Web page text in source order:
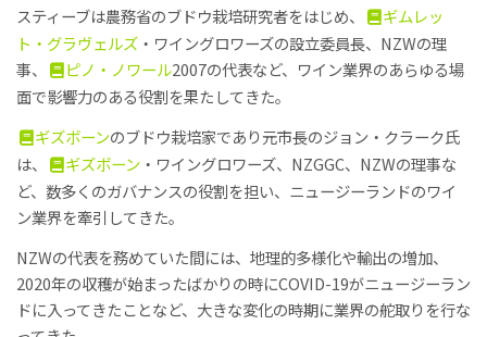
スティーブは農務省のブドウ栽培研究者をはじめ、
ギムレッ
ト・グラヴェルズ ・ワイングロワーズの設立委員長、NZWの理
事、
ピノ・ノワール2007の代表など、ワイン業界のあらゆる場
面で影響力のある役割を果たしてきた。
ギズボーンのブドウ栽培家であり元市長のジョン・クラーク氏
は、
ギズボーン ・ワイングロワーズ、NZGGC、NZWの理事な
ど、数多くのガバナンスの役割を担い、ニュージーランドのワイ
ン業界を牽引してきた。
NZWの代表を務めていた間には、地理的多様化や輸出の増加、
2020年の収穫が始まったばかりの時にCOVID-19がニュージーラン
ドに入ってきたことなど、大きな変化の時期に業界の舵取りを行な